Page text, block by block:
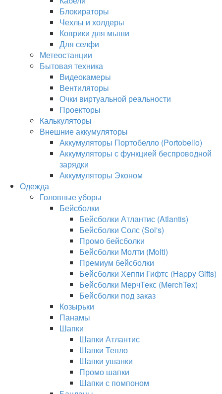
Блокираторы
Чехлы и холдеры
Коврики для мыши
Для селфи
Метеостанции
Бытовая техника
Видеокамеры
Вентиляторы
Очки виртуальной реальности
Проекторы
Калькуляторы
Внешние аккумуляторы
Аккумуляторы Портобелло (Portobello)
Аккумуляторы с функцией беспроводной
зарядки
Аккумуляторы Эконом
Одежда
Головные уборы
Бейсболки
Бейсболки Атлантис (Atlantis)
Бейсболки Солс (Sol's)
Промо бейсболки
Бейсболки Молти (Molti)
Премиум бейсболки
Бейсболки Хеппи Гифтс (Happy Gifts)
Бейсболки МерчТекс (MerchTex)
Бейсболки под заказ
Козырьки
Панамы
Шапки
Шапки Атлантис
Шапки Тепло
Шапки ушанки
Промо шапки
Шапки с помпоном